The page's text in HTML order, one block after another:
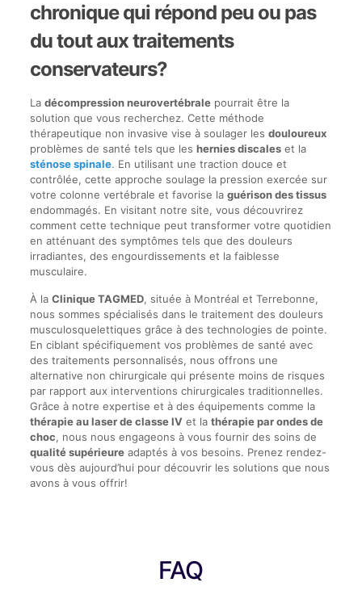
chronique qui répond peu ou pas
du tout aux traitements
conservateurs?
La décompression neurovertébralepourrait être la
solution que vous recherchez. Cette méthode
thérapeutique non invasive vise à soulager les douloureux
problèmes de santé tels que les hernies discaleset la
sténose spinale. En utilisant une traction douce et
contrôlée, cette approche soulage la pression exercée sur
votre colonne vertébrale et favorise la guérison des tissus
endommagés. En visitant notre site, vous découvrirez
comment cette technique peut transformer votre quotidien
en atténuant des symptômes tels que des douleurs
irradiantes, des engourdissements et la faiblesse
musculaire.
À la Clinique TAGMED, située à Montréal et Terrebonne,
nous sommes spécialisés dans le traitement des douleurs
musculosquelettiques grâce à des technologies de pointe.
En ciblant spécifiquement vos problèmes de santé avec
des traitements personnalisés, nous offrons une
alternative non chirurgicale qui présente moins de risques
par rapport aux interventions chirurgicales traditionnelles.
Grâce à notre expertise et à des équipements comme la
thérapie au laser de classe IVet la thérapie par ondes de
choc, nous nous engageons à vous fournir des soins de
qualité supérieureadaptés à vos besoins. Prenez rendez-
vous dès aujourd’hui pour découvrir les solutions que nous
avons à vous offrir!
FAQ